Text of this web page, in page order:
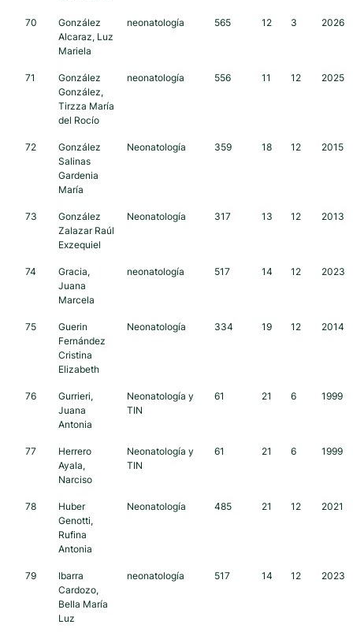
70
González
Alcaraz, Luz
Mariela
neonatología 565 12 3 2026
71
González
González,
Tirzza María
del Rocío
neonatología 556 11 12 2025
72
González
Salinas
Gardenia
María
Neonatología 359 18 12 2015
73
González
Zalazar Raúl
Exzequiel
Neonatología 317 13 12 2013
74
Gracia,
Juana
Marcela
neonatología 517 14 12 2023
75
Guerin
Fernández
Cristina
Elizabeth
Neonatología 334 19 12 2014
76
Gurrieri,
Juana
Antonia
Neonatología y
TIN
61 21 6 1999
77
Herrero
Ayala,
Narciso
Neonatología y
TIN
61 21 6 1999
78
Huber
Genotti,
Rufina
Antonia
Neonatología 485 21 12 2021
79
Ibarra
Cardozo,
Bella María
Luz
neonatología 517 14 12 2023